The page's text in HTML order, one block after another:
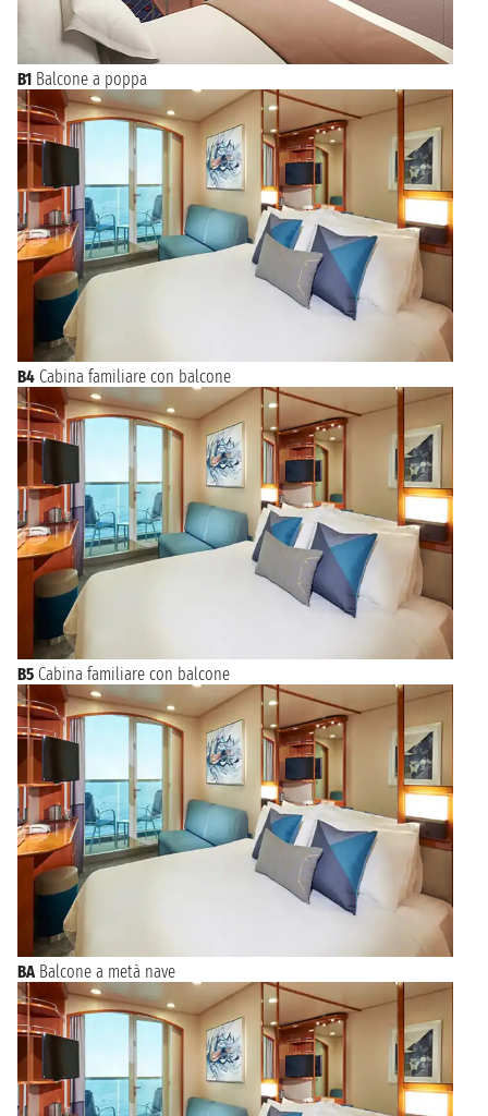
B1 Balcone a poppa
B4 Cabina familiare con balcone
B5 Cabina familiare con balcone
BA Balcone a metà nave